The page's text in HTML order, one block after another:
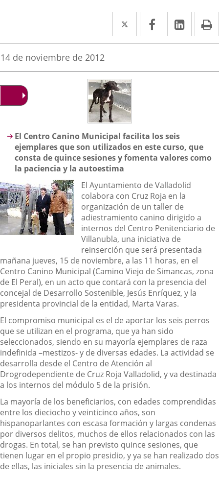
Twitter
Enlace
a
aplicación
externa.
Facebook
Enlace
a
aplicación
Enlace
a
Fecha
la
noticia
14 de noviembre de 2012
Descripción
El Centro Canino Municipal facilita los seis
ejemplares que son utilizados en este curso, que
consta de quince sesiones y fomenta valores como
la paciencia y la autoestima
El Ayuntamiento de Valladolid
colabora con Cruz Roja en la
organización de un taller de
adiestramiento canino dirigido a
internos del Centro Penitenciario de
Villanubla, una iniciativa de
reinserción que será presentada
mañana jueves, 15 de noviembre, a las 11 horas, en el
Centro Canino Municipal (Camino Viejo de Simancas, zona
de El Peral), en un acto que contará con la presencia del
concejal de Desarrollo Sostenible, Jesús Enríquez, y la
presidenta provincial de la entidad, Marta Varas.
El compromiso municipal es el de aportar los seis perros
que se utilizan en el programa, que ya han sido
seleccionados, siendo en su mayoría ejemplares de raza
indefinida –mestizos- y de diversas edades. La actividad se
desarrolla desde el Centro de Atención al
Drogrodependiente de Cruz Roja Valladolid, y va destinada
a los internos del módulo 5 de la prisión.
La mayoría de los beneficiarios, con edades comprendidas
entre los dieciocho y veinticinco años, son
hispanoparlantes con escasa formación y largas condenas
por diversos delitos, muchos de ellos relacionados con las
drogas. En total, se han previsto quince sesiones, que
tienen lugar en el propio presidio, y ya se han realizado dos
de ellas, las iniciales sin la presencia de animales.